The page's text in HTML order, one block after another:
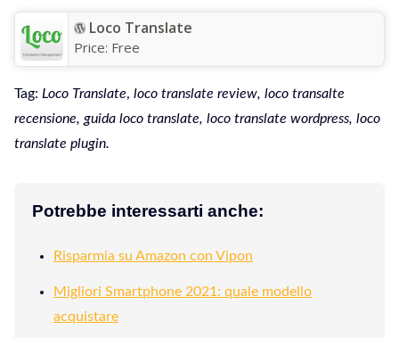
Loco Translate
Price: Free
Tag: Loco Translate, loco translate review, loco transalte
recensione, guida loco translate, loco translate wordpress, loco
translate plugin.
Potrebbe interessarti anche:
Risparmia su Amazon con Vipon
Migliori Smartphone 2021: quale modello
acquistare